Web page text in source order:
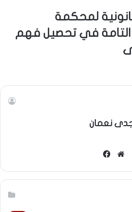
لمحكمة
في تحصيل فهم
نعمان
موقع